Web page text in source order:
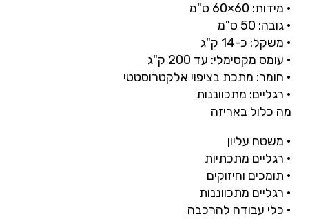
• מידות: 60×60 ס"מ
• גובה: 50 ס"מ
• משקל: כ-14 ק"ג
• עומס מקסימלי: עד ק"ג
• חומר: מתכת בציפוי אלקטרוסטטי
• רגליים: מתכווננות
מה כלול באריזה
• משטח עליון
• רגליים מתכתיות
• תומכים וחיזוקים
• רגליים מתכווננות
• כלי עבודה להרכבה